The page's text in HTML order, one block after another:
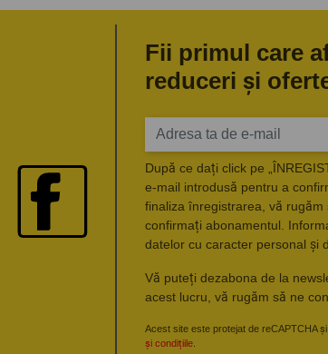
Fii primul care
reduceri și
După ce dați click pe
e-mail introdusă pentru a
finaliza înregistrarea, vă
confirmați abonamentul.
datelor cu caracter personal și
Vă puteți dezabona de la
acest lucru, vă rugăm să ne
Acest site este protejat de reCAPTCHA
și condițiile